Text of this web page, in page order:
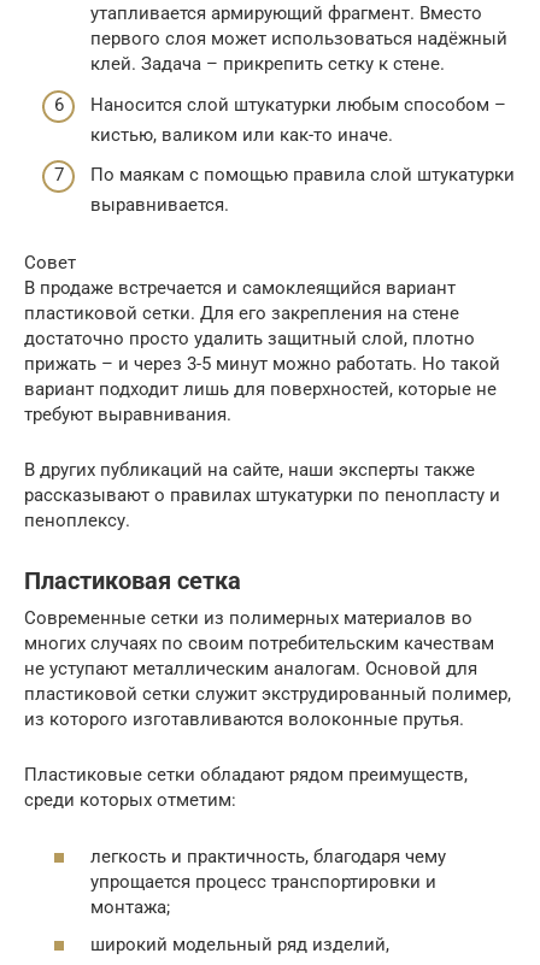
утапливается армирующий фрагмент. Вместо
первого слоя может использоваться надёжный
клей. Задача – прикрепить сетку к стене.
Наносится слой штукатурки любым способом –
кистью, валиком или как-то иначе.
По маякам с помощью правила слой штукатурки
выравнивается.
Совет
В продаже встречается и самоклеящийся вариант
пластиковой сетки. Для его закрепления на стене
достаточно просто удалить защитный слой, плотно
прижать – и через 3-5 минут можно работать. Но такой
вариант подходит лишь для поверхностей, которые не
требуют выравнивания.
В других публикаций на сайте, наши эксперты также
рассказывают о правилах штукатурки по пенопласту и
пеноплексу.
Пластиковая сетка
Современные сетки из полимерных материалов во
многих случаях по своим потребительским качествам
не уступают металлическим аналогам. Основой для
пластиковой сетки служит экструдированный полимер,
из которого изготавливаются волоконные прутья.
Пластиковые сетки обладают рядом преимуществ,
среди которых отметим:
легкость и практичность, благодаря чему
упрощается процесс транспортировки и
монтажа;
широкий модельный ряд изделий,